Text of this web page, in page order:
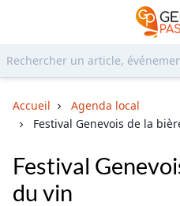
Accueil
Agenda local
Festival Genevois de la
Festival
du vin